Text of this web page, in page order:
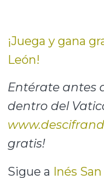
¡Juega y gana
León!
Entérate antes
dentro del
gratis!
Sigue a Inés